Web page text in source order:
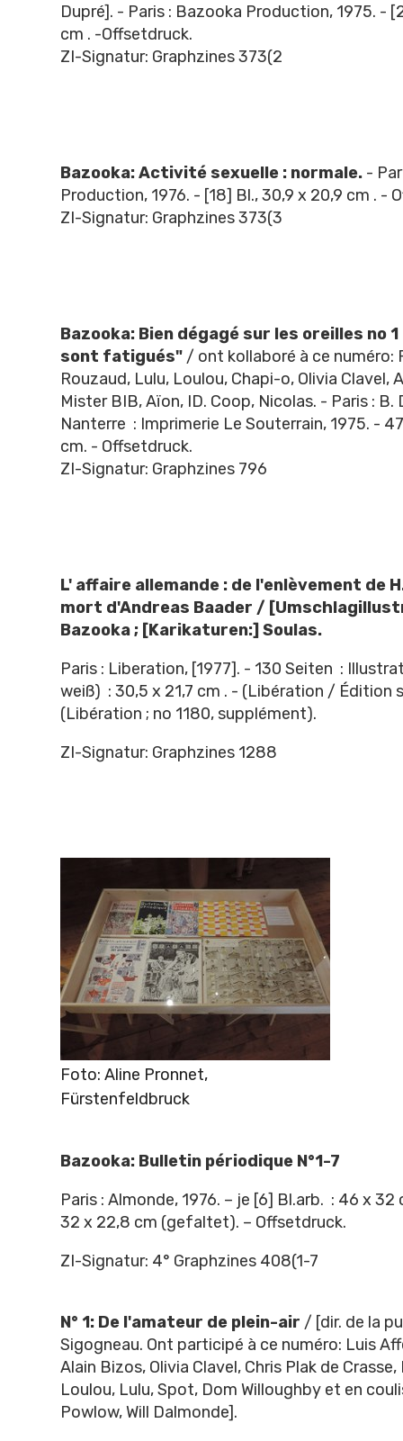
Dupré]. - Paris : Bazooka Production, 1975. -
cm . -Offsetdruck.
ZI-Signatur: Graphzines 373(2
Bazooka: Activité sexuelle : normale.-
Production, 1976. - [18] Bl., 30,9 x 20,9 cm . -
ZI-Signatur: Graphzines 373(3
Bazooka: Bien dégagé sur les oreilles no
sont fatigués"/ ont kollaboré à ce numéro:
Rouzaud, Lulu, Loulou, Chapi-o, Olivia Clavel,
Mister BIB, Aïon, ID. Coop, Nicolas. - Paris : B.
Nanterre : Imprimerie Le Souterrain, 1975. -
cm. - Offsetdruck.
ZI-Signatur: Graphzines 796
L' affaire allemande : de l'enlèvement de
mort d'Andreas Baader /
Bazooka ; [Karikaturen:] Soulas.
Paris : Liberation, [1977]. - 130 Seiten :
weiß) : 30,5 x 21,7 cm . - (Libération / Édition
(Libération ; no 1180, supplément).
ZI-Signatur: Graphzines 1288
Foto: Aline Pronnet,
Fürstenfeldbruck
Bazooka: Bulletin périodique N°1-7
Paris : Almonde, 1976. – je [6] Bl.arb. : 46 x
32 x 22,8 cm (gefaltet). – Offsetdruck.
ZI-Signatur: 4° Graphzines 408(1-7
N° 1: De l'amateur de plein-air / [dir. de la
Sigogneau. Ont participé à ce numéro: Luis
Alain Bizos, Olivia Clavel, Chris Plak de Crasse,
Loulou, Lulu, Spot, Dom Willoughby et en
Powlow, Will Dalmonde].